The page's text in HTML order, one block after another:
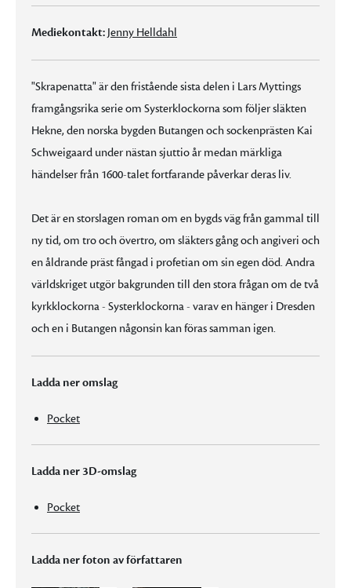
Mediekontakt:Jenny Helldahl
"Skrapenatta" är den fristående sista delen i Lars Myttings
framgångsrika serie om Systerklockorna som följer släkten
Hekne, den norska bygden Butangen och sockenprästen Kai
Schweigaard under nästan sjuttio år medan märkliga
händelser från 1600-talet fortfarande påverkar deras liv.
Det är en storslagen roman om en bygds väg från gammal till
ny tid, om tro och övertro, om släkters gång och angiveri och
en åldrande präst fångad i profetian om sin egen död. Andra
världskriget utgör bakgrunden till den stora frågan om de två
kyrkklockorna - Systerklockorna - varav en hänger i Dresden
och en i Butangen någonsin kan föras samman igen.
Ladda ner omslag
Pocket
Ladda ner 3D-omslag
Pocket
Ladda ner foton av författaren